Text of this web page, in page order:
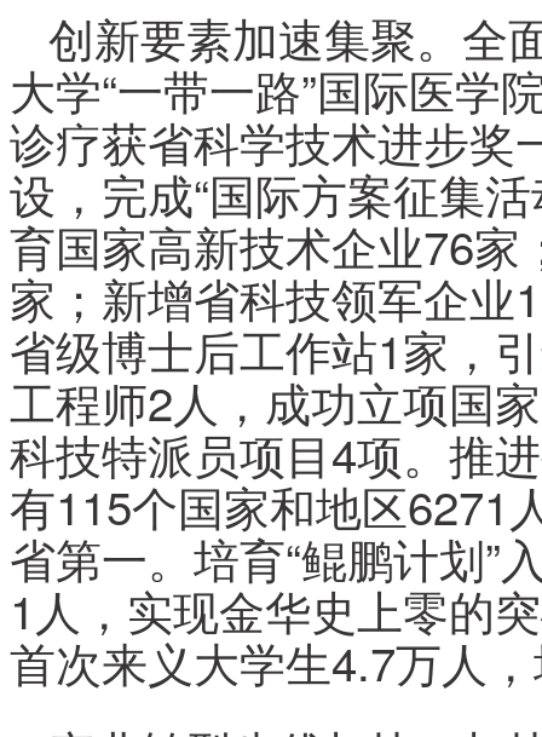
创新要素加速集聚。全
大学“一带一路”国际医学
诊疗获省科学技术进步奖
设，完成“国际方案征集
育国家高新技术企业76
家；新增省科技领军企业
省级博士后工作站1家，
工程师2人，成功立项国
科技特派员项目4项。推
有115个国家和地区6271
省第一。培育“鲲鹏计划”
1人，实现金华史上零的
首次来义大学生4.7万人